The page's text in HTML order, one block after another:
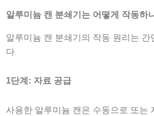
알루미늄 캔 분쇄기는 어떻게 작동하
알루미늄 캔 분쇄기의 작동 원리는
다.
1단계: 자료 공급
사용한 알루미늄 캔은 수동으로 또는